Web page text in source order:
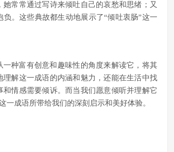
常常通过写诗来倾吐自己的哀愁和思绪；又
。这些典故都生动地展示了“倾吐衷肠”这一
种富有创意和趣味性的角度来解读它，将其
解这一成语的内涵和魅力，还能在生活中找
情感需要倾诉。而当我们愿意倾听并理解它
成语所带给我们的深刻启示和美好体验。